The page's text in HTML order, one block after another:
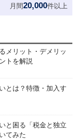
月間20,000件以上
メリット・デメリッ
トを解説
とは？特徴・加入す
と困る「税金と独立
てみた